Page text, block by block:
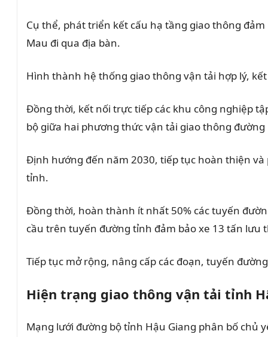
Cụ thể, phát triển kết cấu hạ tầng giao thông đảm
Mau đi qua địa bàn.
Hình thành hệ thống giao thông vận tải hợp lý,
Đồng thời, kết nối trực tiếp các khu công nghiệp
bộ giữa hai phương thức vận tải giao thông
Định hướng đến năm 2030, tiếp tục hoàn thiện
tỉnh.
Đồng thời, hoàn thành ít nhất 50% các tuyến
cầu trên tuyến đường tỉnh đảm bảo xe 13 tấn lưu
Tiếp tục mở rộng, nâng cấp các đoạn, tuyến
Hiện trạng giao thông vận tải tỉnh
Mạng lưới đường bộ tỉnh Hậu Giang phân bố chủ